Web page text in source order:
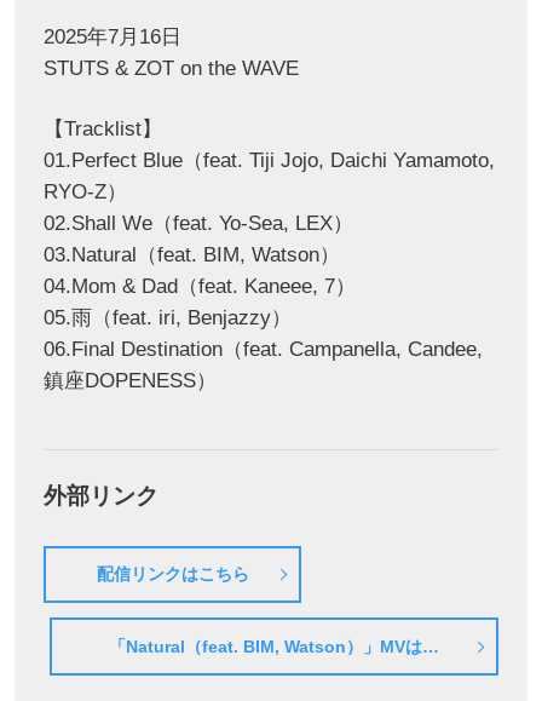
2025年7月16日
STUTS & ZOT on the WAVE
【Tracklist】
01.Perfect Blue（feat. Tiji Jojo, Daichi Yamamoto,
RYO-Z）
02.Shall We（feat. Yo-Sea, LEX）
03.Natural（feat. BIM, Watson）
04.Mom & Dad（feat. Kaneee, 7）
05.雨（feat. iri, Benjazzy）
06.Final Destination（feat. Campanella, Candee,
鎮座DOPENESS）
外部リンク
配信リンクはこちら
「Natural（feat. BIM, Watson）」MVはこ